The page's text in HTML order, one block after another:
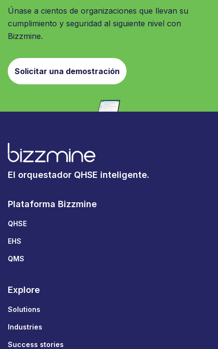
Únase a cientos de organizaciones que llevan su
cumplimiento y seguridad al siguiente nivel con
Bizzmine.
Solicitar una demostración
El orquestador QHSE inteligente.
Plataforma Bizzmine
QHSE
EHS
QMS
Explore
Solutions
Industries
Success stories